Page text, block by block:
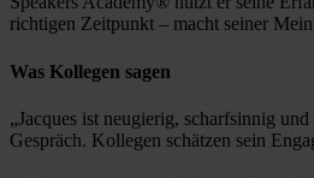
richtigen Zeitpunkt – macht seiner
Was Kollegen sagen
„Jacques ist neugierig, scharfsinnig
Gespräch. Kollegen schätzen sein